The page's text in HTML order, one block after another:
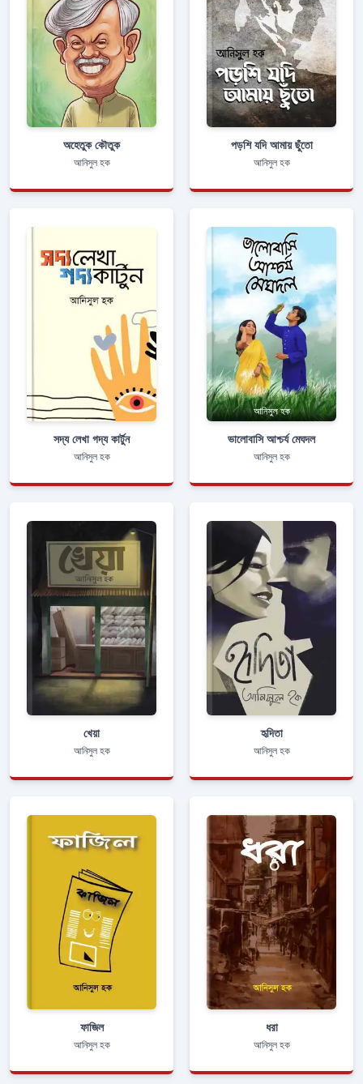
অহেতুক কৌতুক
আনিসুল হক
পড়শি যদি আমায় ছুঁতো
আনিসুল হক
সদ্য লেখা গদ্য কার্টুন
আনিসুল হক
ভালোবাসি আশ্চর্য মেঘদল
আনিসুল হক
খেয়া
আনিসুল হক
হৃদিতা
আনিসুল হক
ফাজিল
আনিসুল হক
ধরা
আনিসুল হক